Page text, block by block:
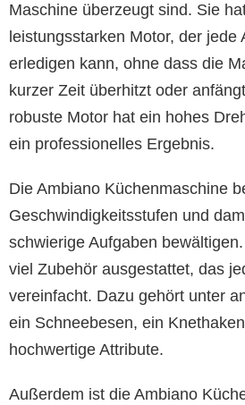
Maschine überzeugt sind. Sie
leistungsstarken Motor, der jede
erledigen kann, ohne dass die
kurzer Zeit überhitzt oder
robuste Motor hat ein hohes
ein professionelles Ergebnis.
Die Ambiano Küchenmaschine
Geschwindigkeitsstufen und
schwierige Aufgaben
viel Zubehör ausgestattet, das
vereinfacht. Dazu gehört unter
ein Schneebesen, ein
hochwertige Attribute.
Außerdem ist die Ambiano